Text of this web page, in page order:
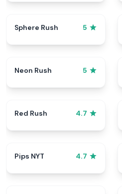
Sphere Rush 5
Neon Rush 5
Red Rush 4.7
Pips NYT 4.7